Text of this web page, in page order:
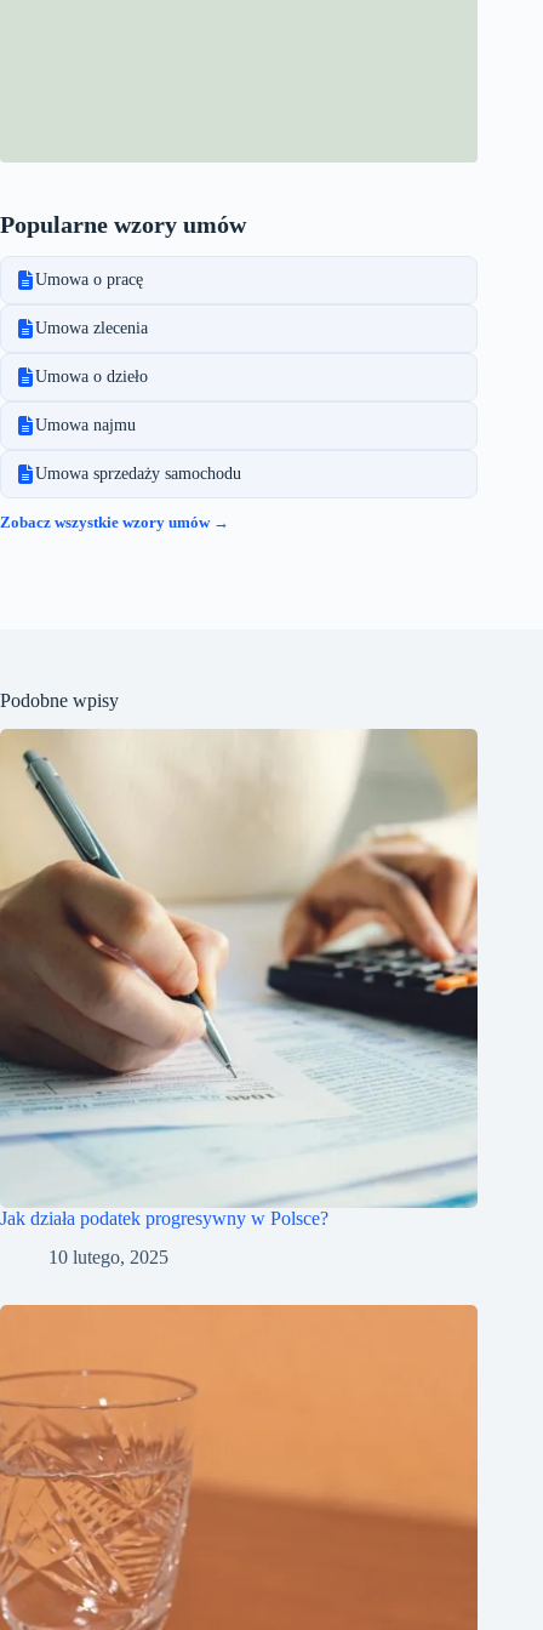
Popularne wzory umów
Umowa o pracę
Umowa zlecenia
Umowa o dzieło
Umowa najmu
Umowa sprzedaży samochodu
Zobacz wszystkie wzory umów →
Podobne wpisy
Jak działa podatek progresywny w Polsce?
10 lutego, 2025